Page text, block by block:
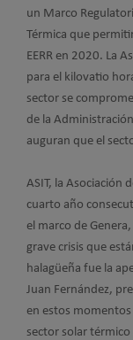
un Marco
Térmica que
EERR en 2020. La
para el kilovatio
sector se
de la
auguran que el
ASIT, la Asociación
cuarto año
el marco de
grave crisis que
halagüeña fue la
Juan Fernández,
en estos
sector solar